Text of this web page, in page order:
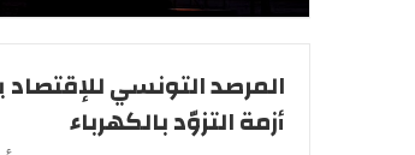
المرصد التونسي
أزمة التزوّد بالكهرباء